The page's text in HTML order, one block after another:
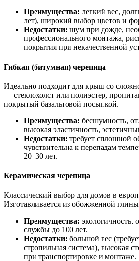
Преимущества: легкий вес,
лет), широкий выбор цветов и
Недостатки: шум при дожде,
профессионального монтажа,
покрытия при некачественной
Гибкая (битумная) черепица
Идеально подходит для крыш со
— стеклохолст или полиэстер,
покрытый базальтовой посыпкой.
Преимущества: бесшумность,
высокая эластичность,
Недостатки: требует сплошной
чувствительна к перепадам
20–30 лет.
Керамическая черепица
Классический выбор для домов в
Изготавливается из обожженной
Преимущества: экологичность,
службы до 100 лет.
Недостатки: большой вес
стропильная система), высокая
при транспортировке и монтаже.